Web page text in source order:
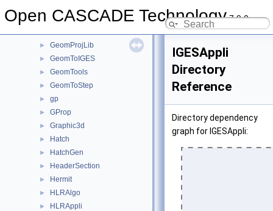
Open CASCADE Technology7.9.0
GeomLProp
► GeomProjLib
► GeomToIGES
► GeomTools
► GeomToStep
► gp
► GProp
► Graphic3d
► Hatch
► HatchGen
► HeaderSection
► Hermit
► HLRAlgo
► HLRAppli
IGESAppli
Directory
Reference
Directory dependency
graph for IGESAppli: